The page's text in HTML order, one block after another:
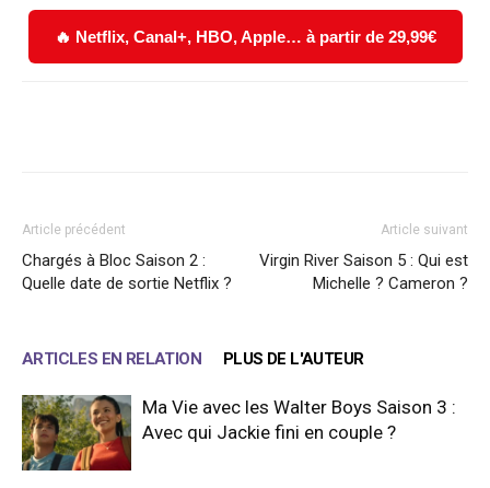
🔥 Netflix, Canal+, HBO, Apple… à partir de 29,99€
Article précédent
Chargés à Bloc Saison 2 :
Quelle date de sortie Netflix ?
Article suivant
Virgin River Saison 5 : Qui est
Michelle ? Cameron ?
ARTICLES EN RELATION PLUS DE L'AUTEUR
Ma Vie avec les Walter Boys Saison 3 :
Avec qui Jackie fini en couple ?